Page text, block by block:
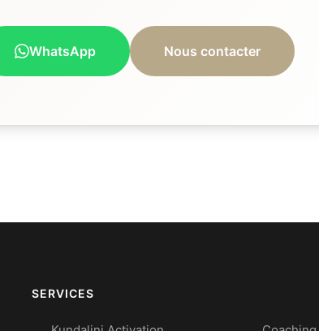
WhatsApp Nous contacter
SERVICES